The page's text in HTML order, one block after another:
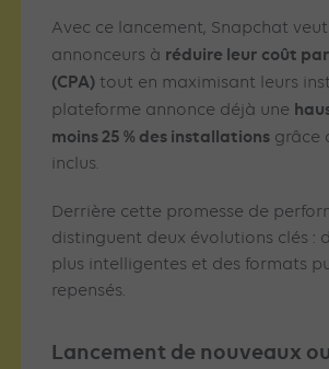
Avec ce lancement, Snapchat
annonceurs à réduire leur coût
(CPA) tout en maximisant leurs
plateforme annonce déjà une
moins 25 % des installations grâce
inclus.
Derrière cette promesse de
distinguent deux évolutions clés :
plus intelligentes et des formats
repensés.
Lancement de nouveaux